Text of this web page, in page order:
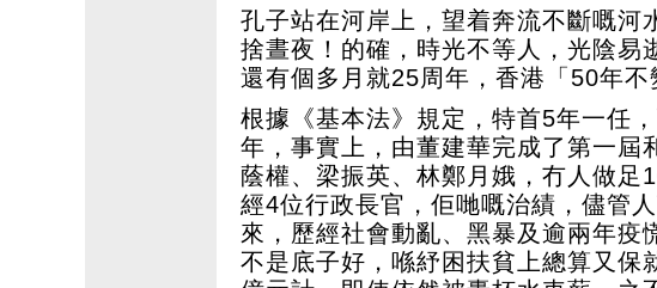
孔子站在河岸上，望着奔流不斷嘅河
捨晝夜！的確，時光不等人，光陰易
還有個多月就25周年，香港「50年不
根據《基本法》規定，特首5年一任
年，事實上，由董建華完成了第一屆
蔭權、梁振英、林鄭月娥，冇人做足
經4位行政長官，佢哋嘅治績，儘管
來，歷經社會動亂、黑暴及逾兩年疫
不是底子好，喺紓困扶貧上總算又保